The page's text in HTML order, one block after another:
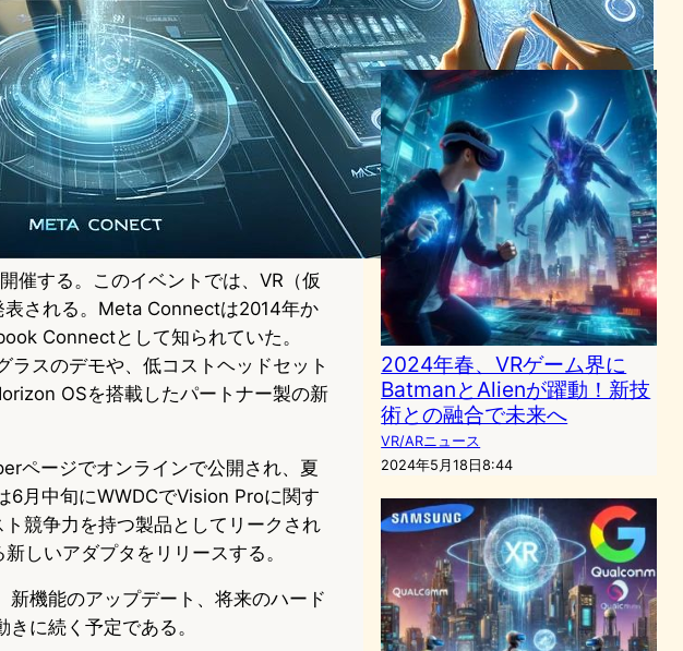
する。このイベントでは、VR（仮
される。Meta Connectは2014年か
Connectとして知られていた。
スのデモや、低コストヘッドセット
OSを搭載したパートナー製の新
ページでオンラインで公開され、夏
6月中旬にWWDCでVision Proに関す
競争力を持つ製品としてリークされ
しいアダプタをリリースする。
機能のアップデート、将来のハード
に続く予定である。
VR/ARニュース
2024年4月21日9:15
2024年春、VRゲーム界に
BatmanとAlienが躍動！新技
術との融合で未来へ
VR/ARニュース
2024年5月18日8:44